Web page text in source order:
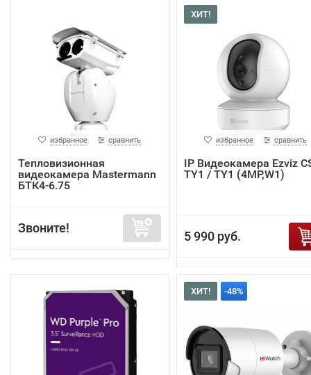
избранное сравнить
Тепловизионная
видеокамера Mastermann
БТК4-6.75
Звоните!
ХИТ!
избранное сравнить
IP Видеокамера Ezviz
TY1 / TY1 (4MP,W1)
5 990 руб.
ХИТ! -48%